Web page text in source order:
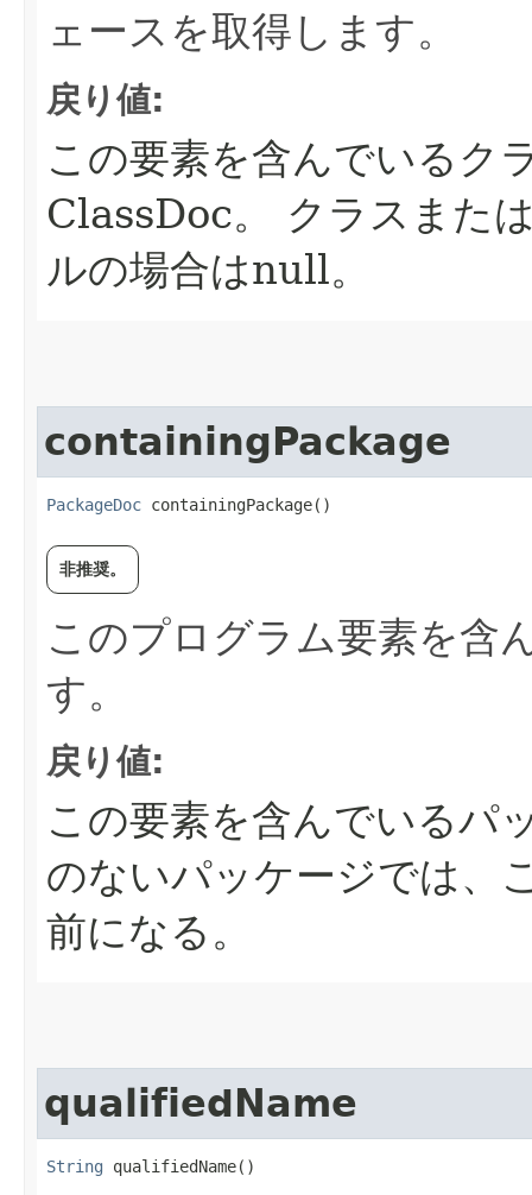
ェースを取得します。
戻り値:
この要素を含んでいるク
ClassDoc。
クラスまた
ルの場合はnull。
containingPackage
PackageDoc containingPackage()
非推奨。
このプログラム要素を含
す。
戻り値:
この要素を含んでいるパ
のないパッケージでは
前になる。
qualifiedName
String qualifiedName()